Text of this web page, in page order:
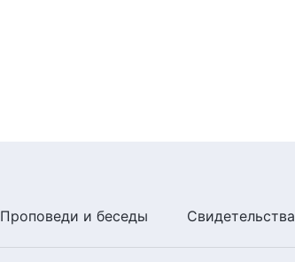
Проповеди и беседы Свидетельства